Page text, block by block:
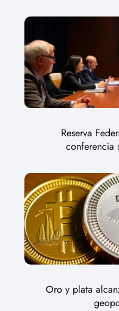
Reserva
conferencia
Oro y plata